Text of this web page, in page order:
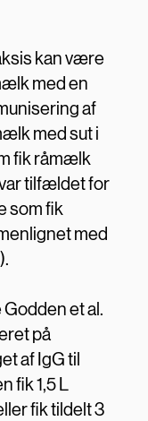
kan være
med en
af
med sut i
fik råmælk
tilfældet for
som fik
med
et al.
på
af IgG til
fik 1,5 L
fik tildelt 3